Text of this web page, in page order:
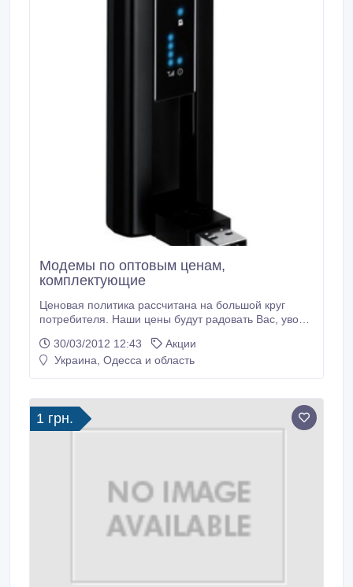
Модемы по оптовым ценам,
комплектующие
Ценовая политика рассчитана на большой круг
потребителя. Наши цены будут радовать Вас, уводя
Высококвалифицированные работники нашей
компании ответят на любой вопрос. Компания
предоставляем 3g модемы (Sierra Wireless, Novatel
Wireless, Pantech, Franklin Wireless, Huawei) Mifi,
антенны, адаптеры, АКБ.
30/03/2012 12:43
Акции
Украина, Одесса и область
1 грн.